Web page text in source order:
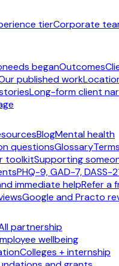
tierCorporate
beganOutcomes
published work
Long-form client
BlogMental health
questionsGlossaryTerms
toolkitSupporting
PHQ-9, GAD-7, DASS-
immediate helpRefer a
Google and Practo
partnership
wellbeing
Colleges + internship